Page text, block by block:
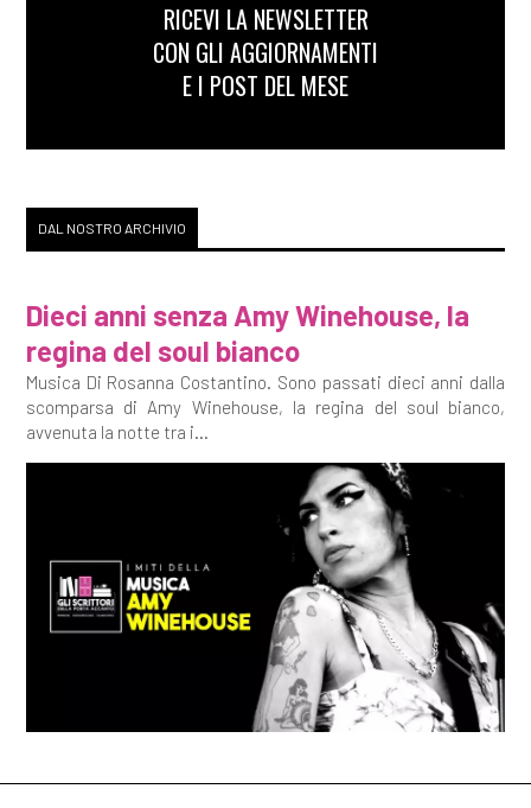
RICEVI LA NEWSLETTER
CON GLI AGGIORNAMENTI
E I POST DEL MESE
DAL NOSTRO ARCHIVIO
Dieci anni senza Amy Winehouse, la
regina del soul bianco
Musica Di Rosanna Costantino. Sono passati dieci anni dalla
scomparsa di Amy Winehouse, la regina del soul bianco,
avvenuta la notte tra i...